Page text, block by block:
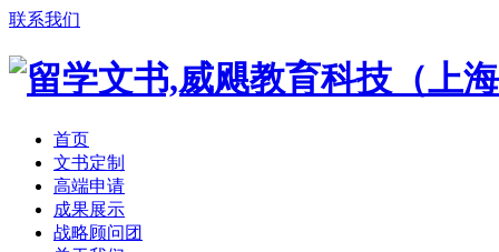
联系我们
首页
文书定制
高端申请
成果展示
战略顾问团